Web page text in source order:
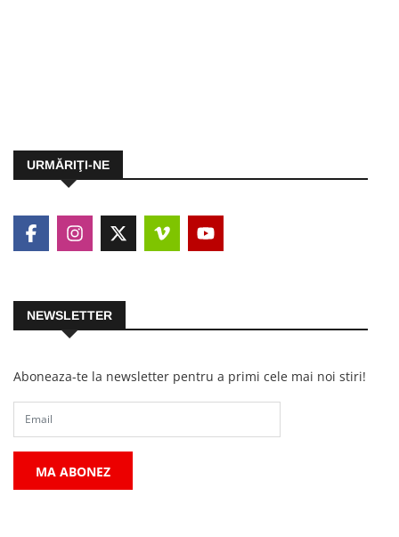
URMĂRIŢI-NE
NEWSLETTER
Aboneaza-te la newsletter pentru a primi cele mai noi stiri!
MA ABONEZ